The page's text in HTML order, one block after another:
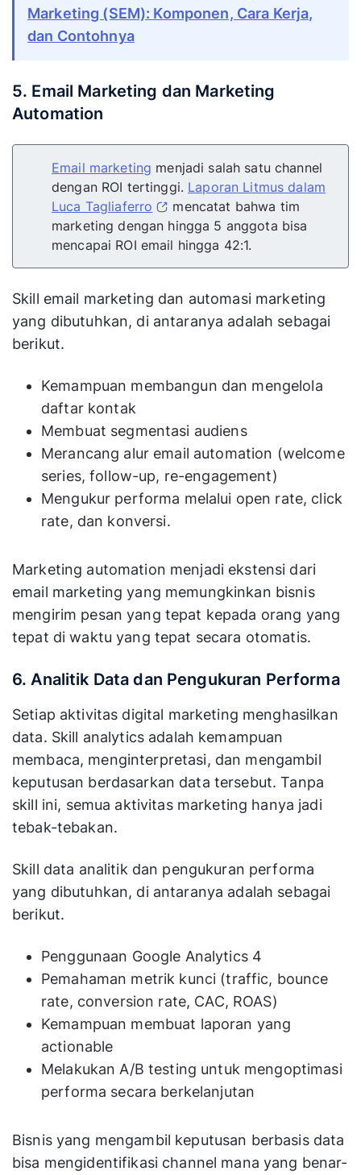
Marketing (SEM): Komponen, Cara Kerja,
dan Contohnya
5. Email Marketing dan Marketing
Automation
Email marketing menjadi salah satu channel
dengan ROI tertinggi. Laporan Litmus dalam
Luca Tagliaferro
mencatat bahwa tim
marketing dengan hingga 5 anggota bisa
mencapai ROI email hingga 42:1.
Skill email marketing dan automasi marketing
yang dibutuhkan, di antaranya adalah sebagai
berikut.
Kemampuan membangun dan mengelola
daftar kontak
Membuat segmentasi audiens
Merancang alur email automation (welcome
series, follow-up, re-engagement)
Mengukur performa melalui open rate, click
rate, dan konversi.
Marketing automation menjadi ekstensi dari
email marketing yang memungkinkan bisnis
mengirim pesan yang tepat kepada orang yang
tepat di waktu yang tepat secara otomatis.
6. Analitik Data dan Pengukuran Performa
Setiap aktivitas digital marketing menghasilkan
data. Skill analytics adalah kemampuan
membaca, menginterpretasi, dan mengambil
keputusan berdasarkan data tersebut. Tanpa
skill ini, semua aktivitas marketing hanya jadi
tebak-tebakan.
Skill data analitik dan pengukuran performa
yang dibutuhkan, di antaranya adalah sebagai
berikut.
Penggunaan Google Analytics 4
Pemahaman metrik kunci (traffic, bounce
rate, conversion rate, CAC, ROAS)
Kemampuan membuat laporan yang
actionable
Melakukan A/B testing untuk mengoptimasi
performa secara berkelanjutan
Bisnis yang mengambil keputusan berbasis data
bisa mengidentifikasi channel mana yang benar-